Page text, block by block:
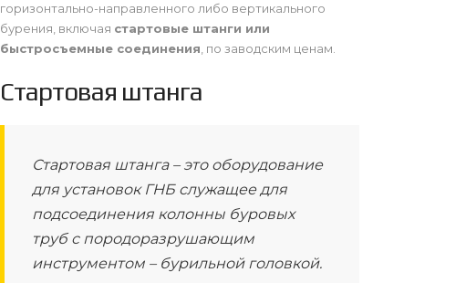
горизонтально-направленного либо вертикального
бурения, включая стартовые штанги или
быстросъемные соединения , по заводским ценам.
Стартовая штанга
Стартовая штанга – это оборудование
для установок ГНБ служащее для
подсоединения колонны буровых
труб с породоразрушающим
инструментом – бурильной головкой.